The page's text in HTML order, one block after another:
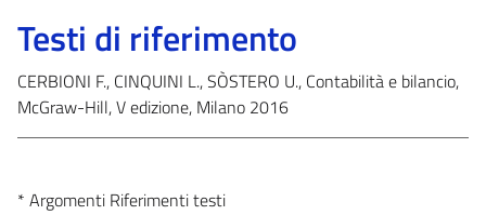
Testi di riferimento
CERBIONI F., CINQUINI L., SÒSTERO U., Contabilità e bilancio,
McGraw-Hill, V edizione, Milano 2016
* Argomenti Riferimenti testi